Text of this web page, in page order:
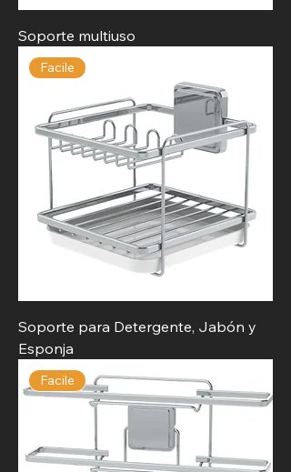
Soporte multiuso
Facile
Soporte para Detergente, Jabón y
Esponja
Facile